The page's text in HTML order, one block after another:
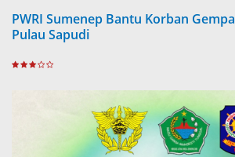
PWRI Sumenep Bantu Korban Gempa
Pulau Sapudi